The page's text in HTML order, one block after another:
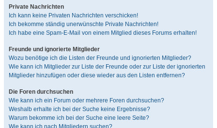
Private Nachrichten
Ich kann keine Privaten Nachrichten verschicken!
Ich bekomme ständig unerwünschte Private Nachrichten!
Ich habe eine Spam-E-Mail von einem Mitglied dieses Forums erhalten!
Freunde und ignorierte Mitglieder
Wozu benötige ich die Listen der Freunde und ignorierten Mitglieder?
Wie kann ich Mitglieder zur Liste der Freunde oder zur Liste der ignorierten
Mitglieder hinzufügen oder diese wieder aus den Listen entfernen?
Die Foren durchsuchen
Wie kann ich ein Forum oder mehrere Foren durchsuchen?
Weshalb erhalte ich bei der Suche keine Ergebnisse?
Warum bekomme ich bei der Suche eine leere Seite?
Wie kann ich nach Mitgliedern suchen?